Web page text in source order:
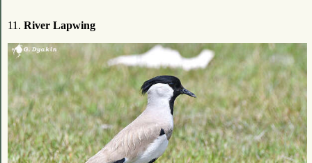
11. River Lapwing